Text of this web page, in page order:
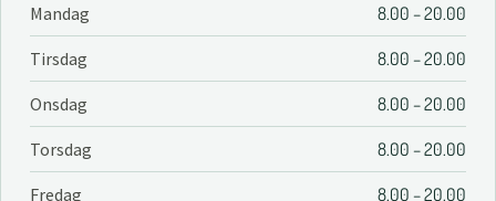
Mandag 8.00 – 20.00
Tirsdag 8.00 – 20.00
Onsdag 8.00 – 20.00
Torsdag 8.00 – 20.00
Fredag 8.00 – 20.00